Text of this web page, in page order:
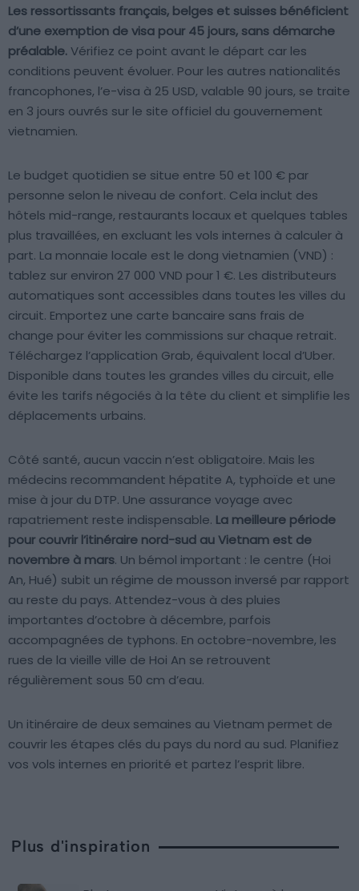
Les ressortissants français, belges et suisses bénéficient
d’une exemption de visa pour 45 jours, sans démarche
préalable.Vérifiez ce point avant le départ car les
conditions peuvent évoluer. Pour les autres nationalités
francophones, l’e-visa à 25 USD, valable 90 jours, se traite
en 3 jours ouvrés sur le site officiel du gouvernement
vietnamien.
Le budget quotidien se situe entre 50 et 100 € par
personne selon le niveau de confort. Cela inclut des
hôtels mid-range, restaurants locaux et quelques tables
plus travaillées, en excluant les vols internes à calculer à
part. La monnaie locale est le dong vietnamien (VND) :
tablez sur environ 27 000 VND pour 1 €. Les distributeurs
automatiques sont accessibles dans toutes les villes du
circuit. Emportez une carte bancaire sans frais de
change pour éviter les commissions sur chaque retrait.
Téléchargez l’application Grab, équivalent local d’Uber.
Disponible dans toutes les grandes villes du circuit, elle
évite les tarifs négociés à la tête du client et simplifie les
déplacements urbains.
Côté santé, aucun vaccin n’est obligatoire. Mais les
médecins recommandent hépatite A, typhoïde et une
mise à jour du DTP. Une assurance voyage avec
rapatriement reste indispensable. La meilleure période
pour couvrir l’itinéraire nord-sud au Vietnam est de
novembre à mars. Un bémol important : le centre (Hoi
An, Hué) subit un régime de mousson inversé par rapport
au reste du pays. Attendez-vous à des pluies
importantes d’octobre à décembre, parfois
accompagnées de typhons. En octobre-novembre, les
rues de la vieille ville de Hoi An se retrouvent
régulièrement sous 50 cm d’eau.
Un itinéraire de deux semaines au Vietnam permet de
couvrir les étapes clés du pays du nord au sud. Planifiez
vos vols internes en priorité et partez l’esprit libre.
Plus d'inspiration